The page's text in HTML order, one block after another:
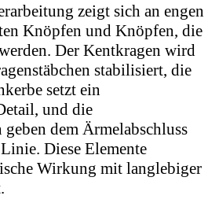
zeigt sich an engen
Knöpfen und Knöpfen, die
Der Kentkragen wird
stabilisiert, die
setzt ein
und die
geben dem Ärmelabschluss
Diese Elemente
Wirkung mit langlebiger